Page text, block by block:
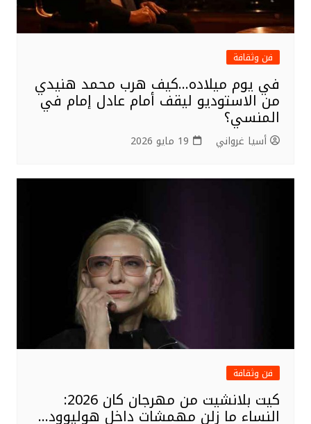
فن وثقافة
في يوم ميلاده…كيف هرب محمد هنيدي
من الاستوديو ليقف أمام عادل إمام في
المنسي؟
أسيا غرواني 19 مايو 2026
فن وثقافة
كيت بلانشيت من مهرجان كان 2026:
النساء ما زلن مهمشات داخل هوليوود…